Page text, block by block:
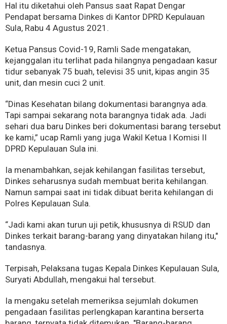
Hal itu diketahui oleh Pansus saat Rapat Dengar
Pendapat bersama Dinkes di Kantor DPRD Kepulauan
Sula, Rabu 4 Agustus 2021.
Ketua Pansus Covid-19, Ramli Sade mengatakan,
kejanggalan itu terlihat pada hilangnya pengadaan kasur
tidur sebanyak 75 buah, televisi 35 unit, kipas angin 35
unit, dan mesin cuci 2 unit.
“Dinas Kesehatan bilang dokumentasi barangnya ada.
Tapi sampai sekarang nota barangnya tidak ada. Jadi
sehari dua baru Dinkes beri dokumentasi barang tersebut
ke kami,” ucap Ramli yang juga Wakil Ketua I Komisi II
DPRD Kepulauan Sula ini.
Ia menambahkan, sejak kehilangan fasilitas tersebut,
Dinkes seharusnya sudah membuat berita kehilangan.
Namun sampai saat ini tidak dibuat berita kehilangan di
Polres Kepulauan Sula.
“Jadi kami akan turun uji petik, khususnya di RSUD dan
Dinkes terkait barang-barang yang dinyatakan hilang itu,"
tandasnya.
Terpisah, Pelaksana tugas Kepala Dinkes Kepulauan Sula,
Suryati Abdullah, mengakui hal tersebut.
Ia mengaku setelah memeriksa sejumlah dokumen
pengadaan fasilitas perlengkapan karantina berserta